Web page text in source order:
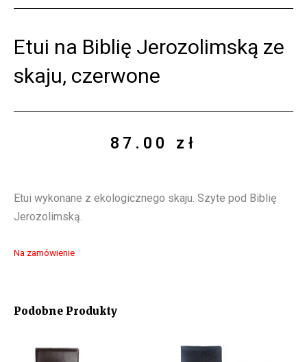
Etui na Biblię Jerozolimską ze
skaju, czerwone
87.00 zł
Etui wykonane z ekologicznego skaju. Szyte pod Biblię
Jerozolimską.
Na zamówienie
Podobne Produkty